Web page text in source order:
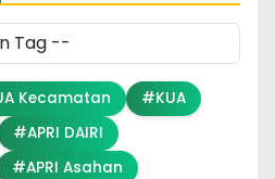
Kecamatan
#KUA
#APRI DAIRI
#APRI Asahan